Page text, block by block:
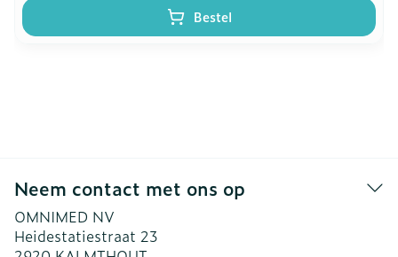
Bestel
Neem contact met ons op
OMNIMED NV
Heidestatiestraat 23